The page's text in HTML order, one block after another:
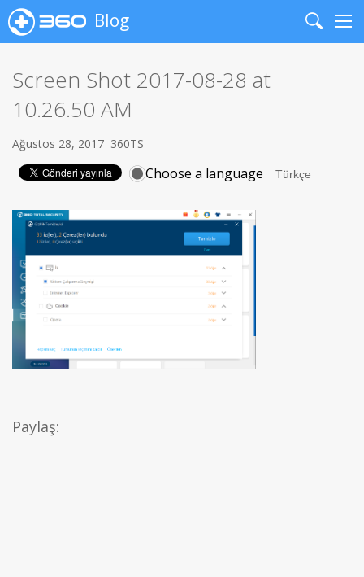
Blog
Search
Screen Shot 2017-08-28 at
10.26.50 AM
Ağustos 28, 2017 360TS
Choose a language
Paylaş: